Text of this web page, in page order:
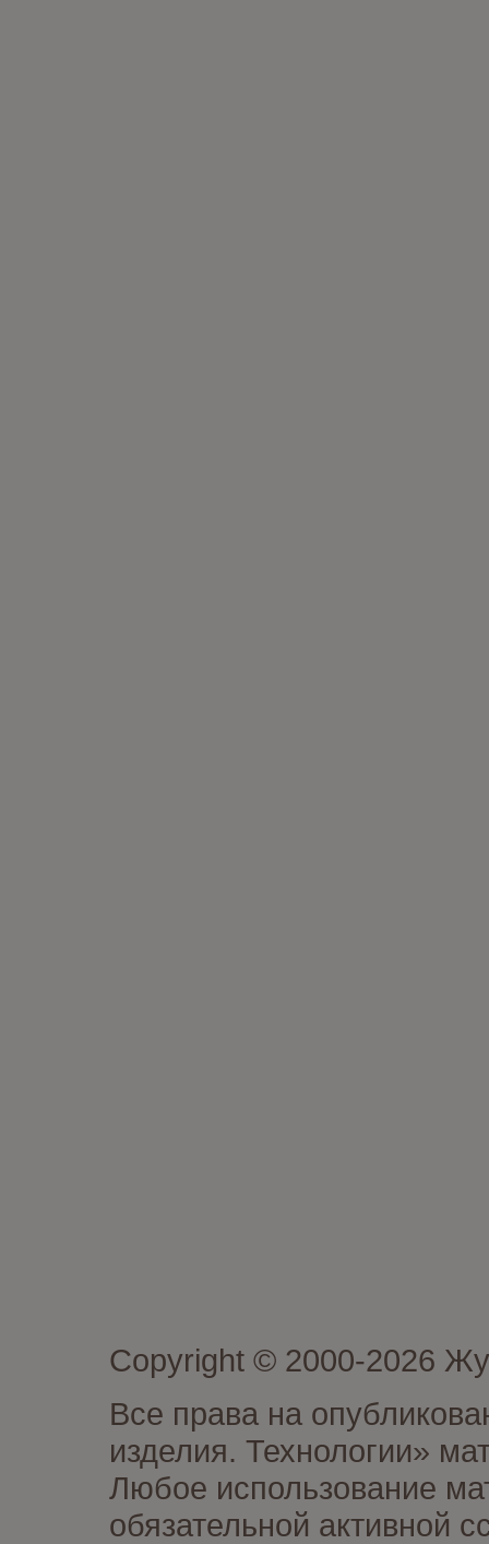
Copyright © 2000-2026
Все права на
изделия. Технологии»
Любое использование
обязательной активной